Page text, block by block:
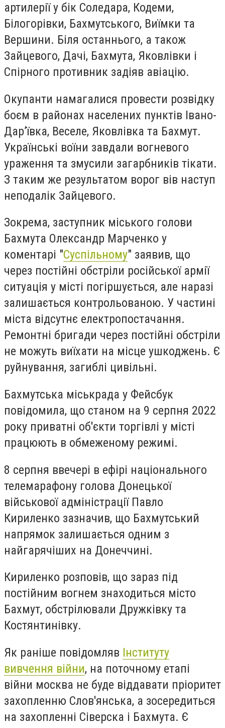
артилерії у бік Соледара, Кодеми,
Білогорівки, Бахмутського, Виїмки та
Вершини. Біля останнього, а також
Зайцевого, Дачі, Бахмута, Яковлівки і
Спірного противник задіяв авіацію.
Окупанти намагалися провести розвідку
боєм в районах населених пунктів Івано-
Дар’ївка, Веселе, Яковлівка та Бахмут.
Українські воїни завдали вогневого
ураження та змусили загарбників тікати.
З таким же результатом ворог вів наступ
неподалік Зайцевого.
Зокрема, заступник міського голови
Бахмута Олександр Марченко у
коментарі "Суспільному" заявив, що
через постійні обстріли російської армії
ситуація у місті погіршується, але наразі
залишається контрольованою. У частині
міста відсутнє електропостачання.
Ремонтні бригади через постійні обстріли
не можуть виїхати на місце ушкоджень. Є
руйнування, загиблі цивільні.
Бахмутська міськрада у Фейсбук
повідомила, що станом на 9 серпня 2022
року приватні об'єкти торгівлі у місті
працюють в обмеженому режимі.
8 серпня ввечері в ефірі національного
телемарафону голова Донецької
військової адміністрації Павло
Кириленко зазначив, що Бахмутський
напрямок залишається одним з
найгарячіших на Донеччині.
Кириленко розповів, що зараз під
постійним вогнем знаходиться місто
Бахмут, обстрілювали Дружківку та
Костянтинівку.
Як раніше повідомляв Інституту
вивчення війни, на поточному етапі
війни москва не буде віддавати пріоритет
захопленню Слов'янська, а зосередиться
на захопленні Сіверска і Бахмута. Є